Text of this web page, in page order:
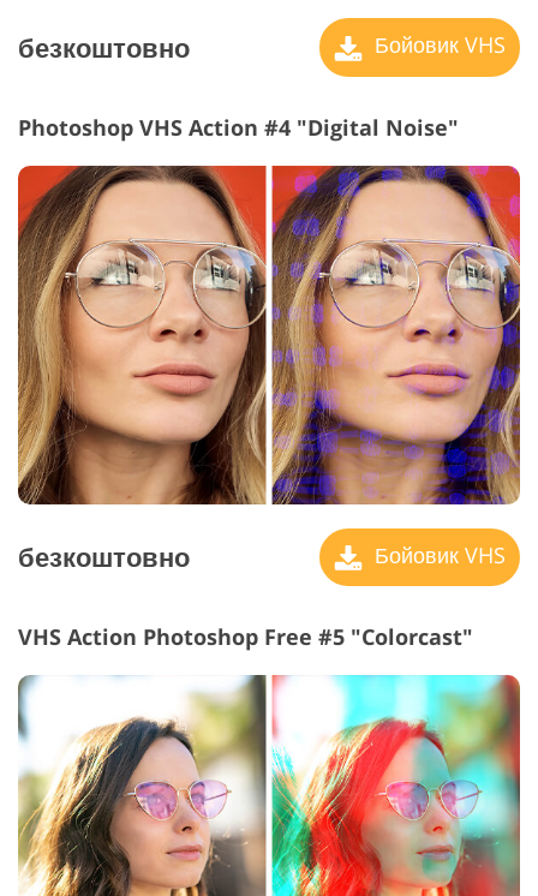
безкоштовно Бойовик VHS
Photoshop VHS Action #4 "Digital Noise"
безкоштовно Бойовик VHS
VHS Action Photoshop Free #5 "Colorcast"